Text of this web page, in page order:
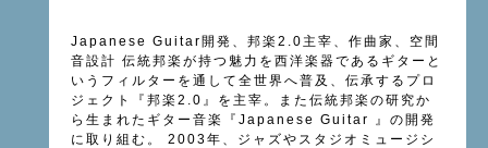
Japanese Guitar開発、邦楽2.0主宰、作曲家、空間
音設計 伝統邦楽が持つ魅力を西洋楽器であるギターと
いうフィルターを通して全世界へ普及、伝承するプロ
ジェクト『邦楽2.0』を主宰。また伝統邦楽の研究か
ら生まれたギター音楽『Japanese Guitar 』の開発
に取り組む。 2003年、ジャズやスタジオミュージシ